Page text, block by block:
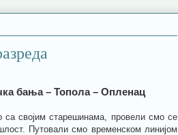
бања – Топола – Опленац
са својим старешинама, провели смо се
Путовали смо временском линијом